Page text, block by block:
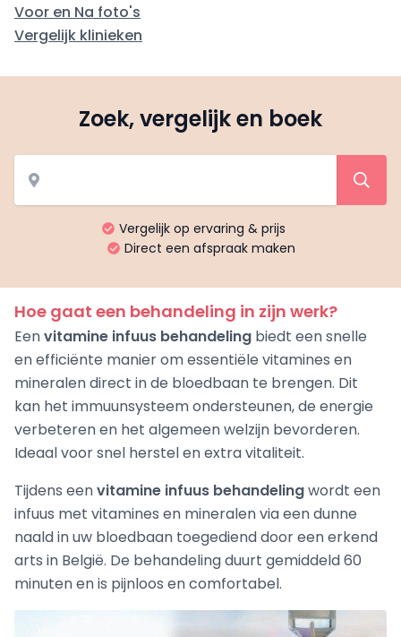
Voor en Na foto's
Vergelijk klinieken
Zoek, vergelijk en boek
Vergelijk op ervaring & prijs
Direct een afspraak maken
Hoe gaat een behandeling in zijn werk?
Eenvitamine infuus behandeling biedt een snelle
en efficiënte manier om essentiële vitamines en
mineralen direct in de bloedbaan te brengen. Dit
kan het immuunsysteem ondersteunen, de energie
verbeteren en het algemeen welzijn bevorderen.
Ideaal voor snel herstel en extra vitaliteit.
Tijdens eenvitamine infuus behandelingwordt een
infuus met vitamines en mineralen via een dunne
naald in uw bloedbaan toegediend door een erkend
arts in België. De behandeling duurt gemiddeld 60
minuten en is pijnloos en comfortabel.